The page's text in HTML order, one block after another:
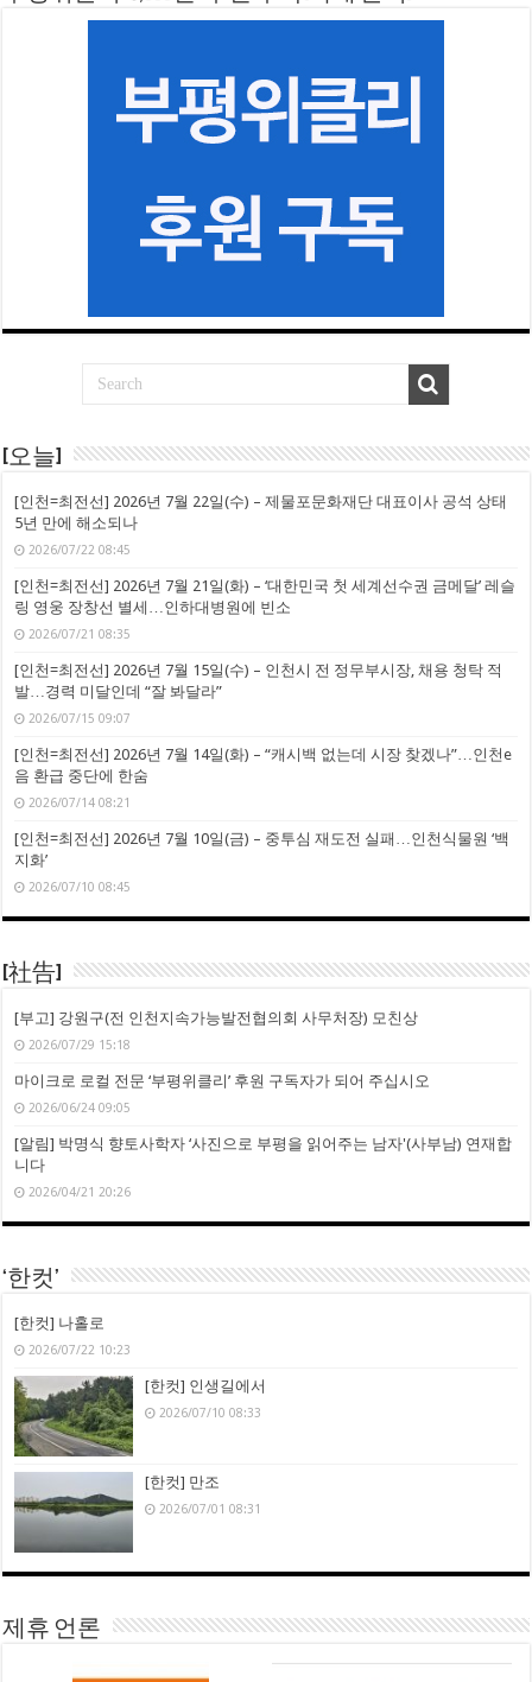
[오늘]
[인천=최전선] 2026년 7월 22일(수) – 제물포문화재단 대표이사 공석 상태
5년 만에 해소되나
2026/07/22 08:45
[인천=최전선] 2026년 7월 21일(화) – ‘대한민국 첫 세계선수권 금메달’ 레슬
링 영웅 장창선 별세…인하대병원에 빈소
2026/07/21 08:35
[인천=최전선] 2026년 7월 15일(수) – 인천시 전 정무부시장, 채용 청탁 적
발…경력 미달인데 “잘 봐달라”
2026/07/15 09:07
[인천=최전선] 2026년 7월 14일(화) – “캐시백 없는데 시장 찾겠나”…인천e
음 환급 중단에 한숨
2026/07/14 08:21
[인천=최전선] 2026년 7월 10일(금) – 중투심 재도전 실패…인천식물원 ‘백
지화’
2026/07/10 08:45
[社告]
[부고] 강원구(전 인천지속가능발전협의회 사무처장) 모친상
2026/07/29 15:18
마이크로 로컬 전문 ‘부평위클리’ 후원 구독자가 되어 주십시오
2026/06/24 09:05
[알림] 박명식 향토사학자 ‘사진으로 부평을 읽어주는 남자'(사부남) 연재합
니다
2026/04/21 20:26
‘한컷’
[한컷] 나홀로
2026/07/22 10:23
[한컷] 인생길에서
2026/07/10 08:33
[한컷] 만조
2026/07/01 08:31
제휴 언론